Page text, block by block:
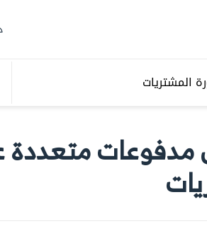
المشتريات
متعددة